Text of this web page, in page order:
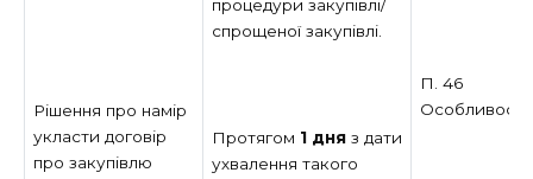
Рішення про намір
укласти договір
про закупівлю
процедури закупівлі/
спрощеної закупівлі.
Протягом 1 дня з дати
ухвалення такого
П. 46